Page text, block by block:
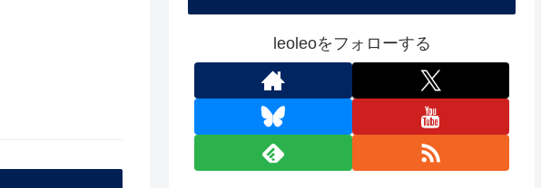
leoleoをフォローする